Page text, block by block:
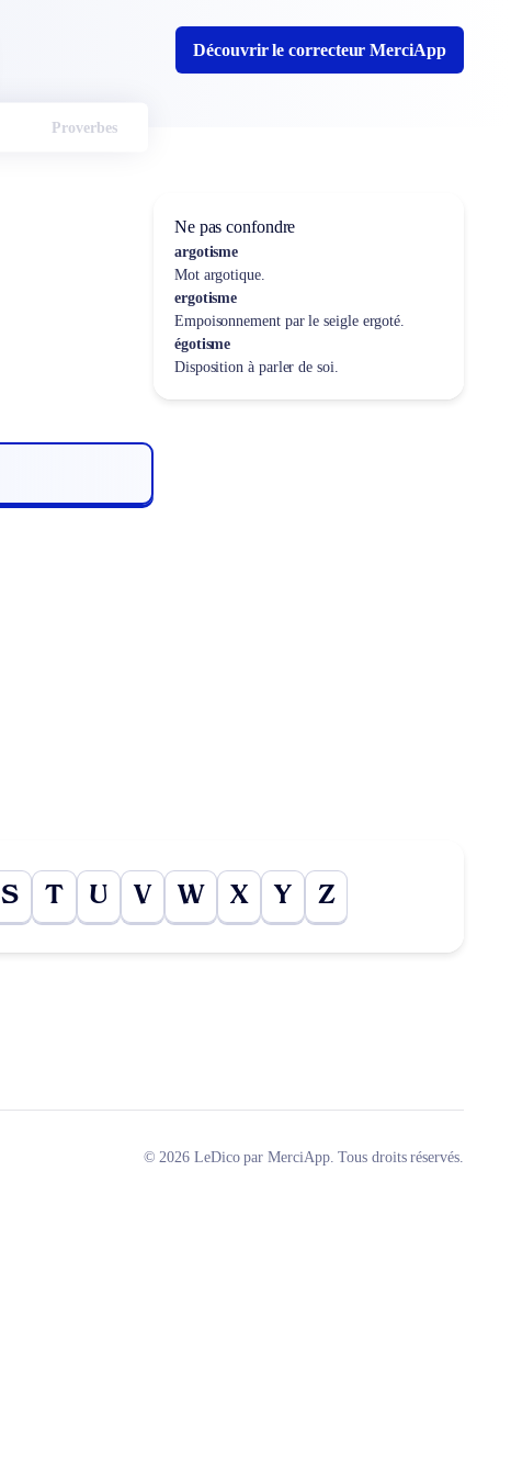
Découvrir le correcteur MerciApp
Proverbes
Ne pas confondre
argotisme
Mot argotique.
ergotisme
Empoisonnement par le seigle ergoté.
égotisme
Disposition à parler de soi.
S T U V W X Y Z
© 2026 LeDico par MerciApp. Tous droits réservés.